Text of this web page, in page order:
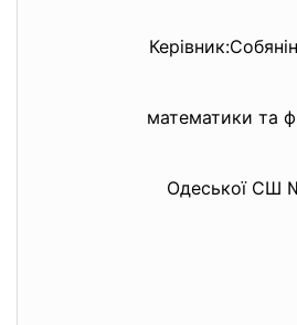
математики та
Одеської СШ